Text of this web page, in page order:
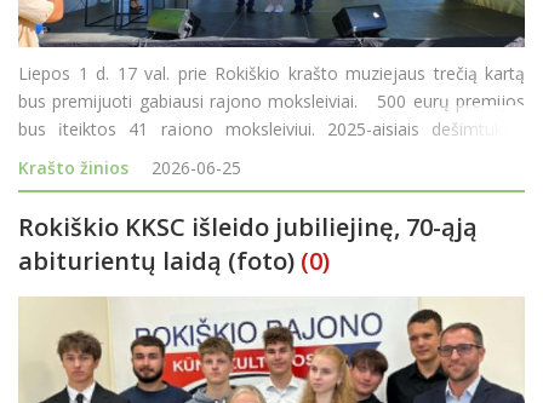
Liepos 1 d. 17 val. prie Rokiškio krašto muziejaus trečią kartą
bus premijuoti gabiausi rajono moksleiviai. 500 eurų premijos
bus įteiktos 41 rajono moksleiviui. 2025-aisiais dešimtukais
mokslo metus baigusiųjų buvo daugiau - 42. Šiemet vien
Krašto žinios 2026-06-25
Rokiškio KKSC išleido jubiliejinę, 70-ąją
abiturientų laidą (foto) (0)